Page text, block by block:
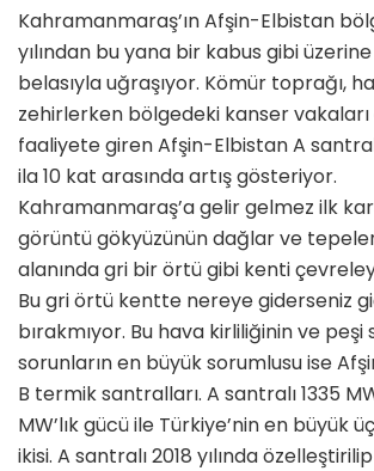
Kahramanmaraş’ın Afşin-Elbistan
yılından bu yana bir kabus gibi
belasıyla uğraşıyor. Kömür toprağı,
zehirlerken bölgedeki kanser vakaları
faaliyete giren Afşin-Elbistan A
ila 10 kat arasında artış gösteriyor.
Kahramanmaraş’a gelir gelmez ilk
görüntü gökyüzünün dağlar ve
alanında gri bir örtü gibi kenti
Bu gri örtü kentte nereye giderseniz
bırakmıyor. Bu hava kirliliğinin ve peşi
sorunların en büyük sorumlusu ise
B termik santralları. A santralı 1335
MW’lık gücü ile Türkiye’nin en büyük
ikisi. A santralı 2018 yılında